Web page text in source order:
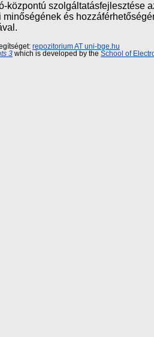
központú szolgáltatásfejlesztése
és
repozitorium AT uni-bge.hu
3 which is developed by the School of